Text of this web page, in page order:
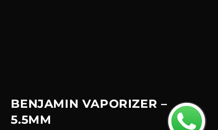
BENJAMIN VAPORIZER –
5.5MM